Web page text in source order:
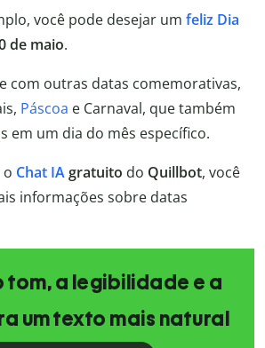
você pode desejar um feliz Dia
de maio.
com outras datas comemorativas,
Páscoa e Carnaval, que também
em um dia do mês específico.
o Chat IAgratuito do Quillbot, você
informações sobre datas
tom, a legibilidade e a
um texto mais natural